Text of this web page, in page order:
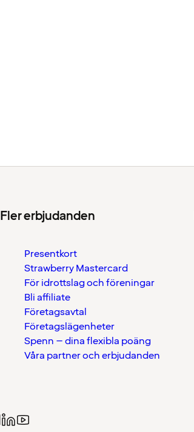
Fler erbjudanden
Presentkort
Strawberry Mastercard
För idrottslag och föreningar
Bli affiliate
Företagsavtal
Företagslägenheter
Spenn – dina flexibla poäng
Våra partner och erbjudanden